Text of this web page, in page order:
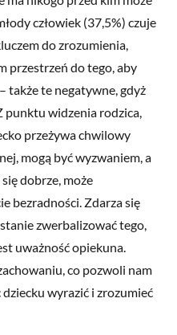
człowiek (37,5%) czuje
do zrozumienia,
przestrzeń do tego, aby
także te negatywne, gdyż
punktu widzenia rodzica,
przeżywa chwilowy
mogą być wyzwaniem, a
dobrze, może
bezradności. Zdarza się
zwerbalizować tego,
uważność opiekuna.
co pozwoli nam
wyrazić i zrozumieć